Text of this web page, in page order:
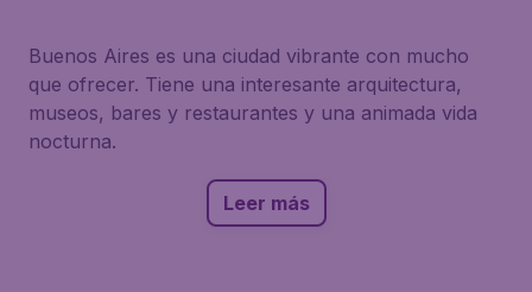
Buenos Aires es una ciudad vibrante con mucho
que ofrecer. Tiene una interesante arquitectura,
museos, bares y restaurantes y una animada vida
nocturna.
Leer más